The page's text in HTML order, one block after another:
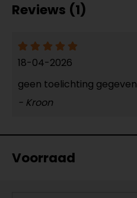
Reviews (1)
18-04-2026
geen toelichting gegeven
- Kroon
Voorraad